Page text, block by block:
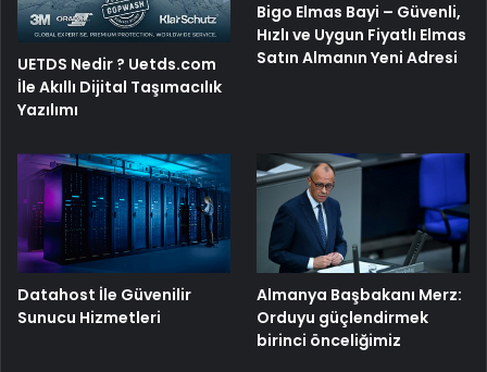
UETDS Nedir ? Uetds.com
İle Akıllı Dijital Taşımacılık
Yazılımı
Bigo Elmas Bayi – Güvenli,
Hızlı ve Uygun Fiyatlı Elmas
Satın Almanın Yeni Adresi
Datahost İle Güvenilir
Sunucu Hizmetleri
Almanya Başbakanı Merz:
Orduyu güçlendirmek
birinci önceliğimiz